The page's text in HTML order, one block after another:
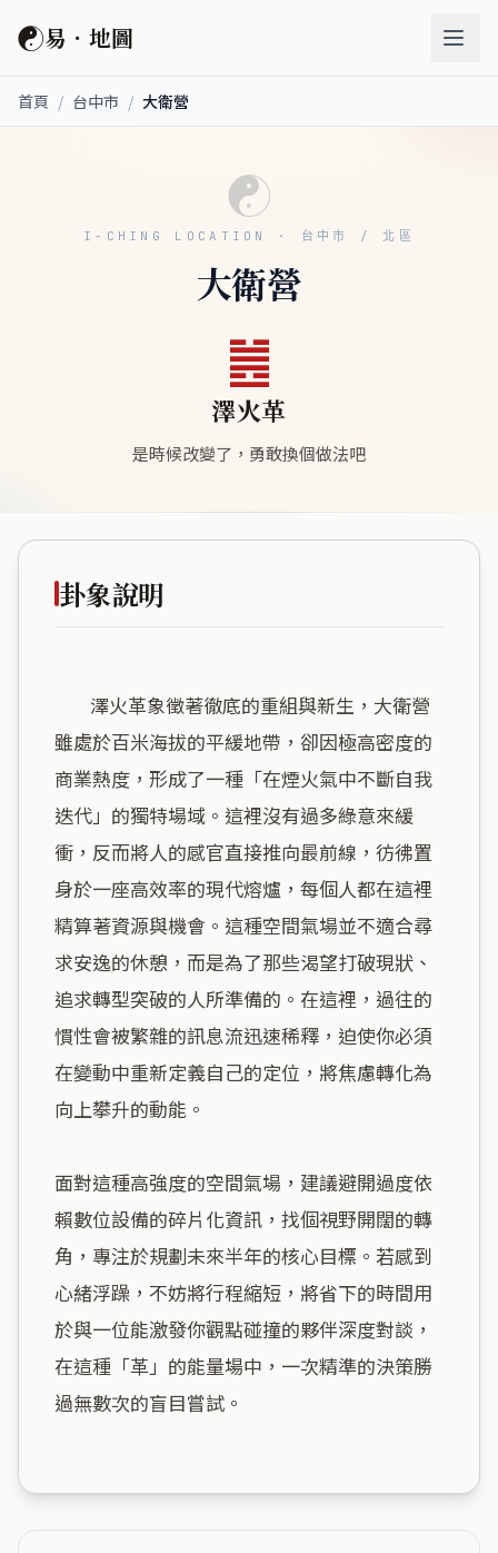
☯易．地圖
首頁 / 台中市 / 大衛營
☯
I-CHING LOCATION · 台中市 / 北區
大衛營
䷰
澤火革
是時候改變了，勇敢換個做法吧
卦象說明
雖處於百米海拔的平緩地帶，卻因極高密度的
商業熱度，形成了一種「在煙火氣中不斷自我
迭代」的獨特場域。這裡沒有過多綠意來緩
衝，反而將人的感官直接推向最前線，彷彿置
身於一座高效率的現代熔爐，每個人都在這裡
精算著資源與機會。這種空間氣場並不適合尋
求安逸的休憩，而是為了那些渴望打破現狀、
追求轉型突破的人所準備的。在這裡，過往的
慣性會被繁雜的訊息流迅速稀釋，迫使你必須
在變動中重新定義自己的定位，將焦慮轉化為
向上攀升的動能。
面對這種高強度的空間氣場，建議避開過度依
賴數位設備的碎片化資訊，找個視野開闊的轉
角，專注於規劃未來半年的核心目標。若感到
心緒浮躁，不妨將行程縮短，將省下的時間用
於與一位能激發你觀點碰撞的夥伴深度對談，
在這種「革」的能量場中，一次精準的決策勝
過無數次的盲目嘗試。